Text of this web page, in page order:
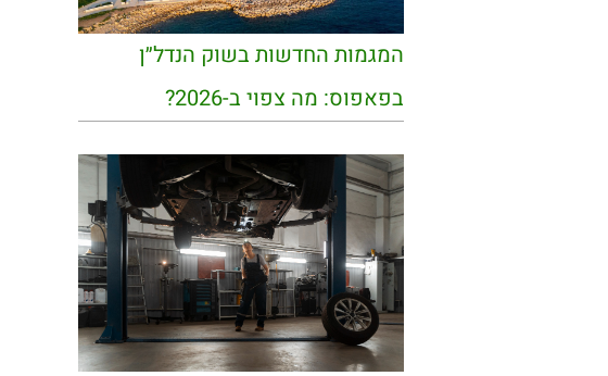
המגמות החדשות בשוק הנדל״ן
בפאפוס: מה צפוי ב-2026?